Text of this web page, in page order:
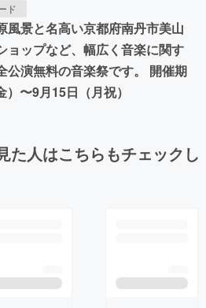
ド
風景と名高い京都府南丹市美山
ョップなど、幅広く音楽に関す
公演無料の音楽祭です。 開催期
〜9月15日（月祝）
た人はこちらもチェックし